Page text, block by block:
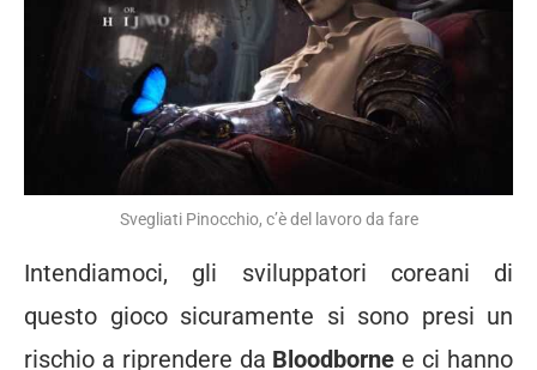
Svegliati Pinocchio, c’è del lavoro da fare
Intendiamoci, gli sviluppatori coreani di
questo gioco sicuramente si sono presi un
rischio a riprendere da Bloodborne e ci hanno